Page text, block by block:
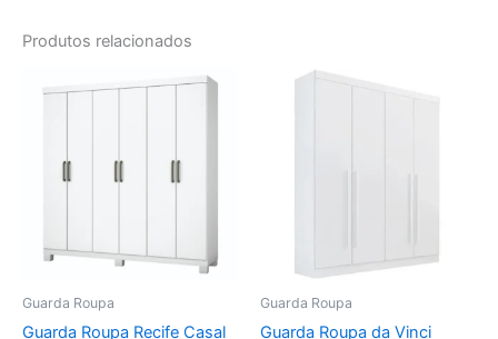
Produtos relacionados
Guarda Roupa
Guarda Roupa Recife Casal
Guarda Roupa
Guarda Roupa da Vinci